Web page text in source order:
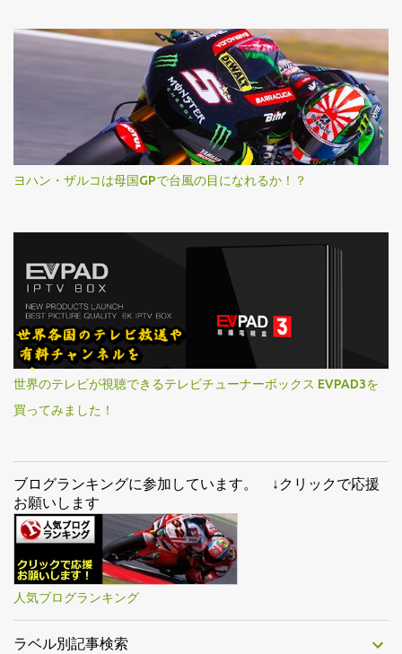
ヨハン・ザルコは母国GPで台風の目になれるか！？
世界のテレビが視聴できるテレビチューナーボックス EVPAD3を
買ってみました！
ブログランキングに参加しています。 ↓クリックで応援
お願いします
人気ブログランキング
ラベル別記事検索